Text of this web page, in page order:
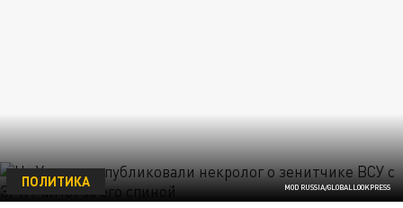
MOD RUSSIA/GLOBALLOOKPRESS
ПОЛИТИКА